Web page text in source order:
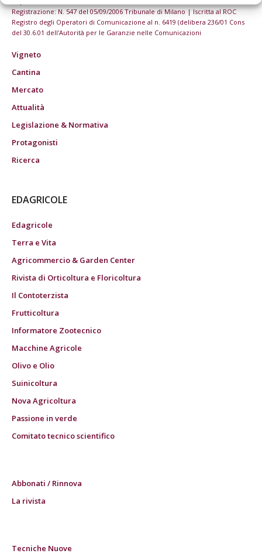
Registrazione: N. 547 del 05/09/2006 Tribunale di Milano | Iscritta al ROC
Registro degli Operatori di Comunicazione al n. 6419 (delibera 236/01 Cons
del 30.6.01 dell'Autorità per le Garanzie nelle Comunicazioni
Vigneto
Cantina
Mercato
Attualità
Legislazione & Normativa
Protagonisti
Ricerca
EDAGRICOLE
Edagricole
Terra e Vita
Agricommercio & Garden Center
Rivista di Orticoltura e Floricoltura
Il Contoterzista
Frutticoltura
Informatore Zootecnico
Macchine Agricole
Olivo e Olio
Suinicoltura
Nova Agricoltura
Passione in verde
Comitato tecnico scientifico
Abbonati / Rinnova
La rivista
Tecniche Nuove